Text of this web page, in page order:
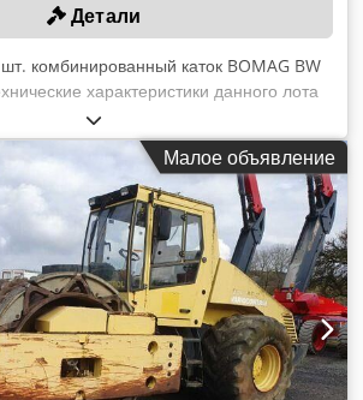
Детали
комбинированный каток BOMAG BW
характеристики данного лота
«Документы» в формате PDF для
Aozqaycohusha Цвет: как на
изображениям и результатам
б/у.
Малое объявление